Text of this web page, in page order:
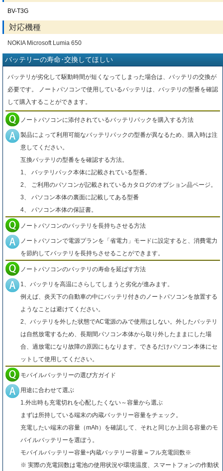
BV-T3G
対応機種
NOKIA Microsoft Lumia 650
バッテリーの寿命･交換してほしい
バッテリが劣化して駆動時間が短くなってしまった場合は、バッテリの交換が
必要です。 ノートパソコンで使用しているバッテリは、バッテリの型番を確認
して購入することができます。
ノートパソコンに添付されているバッテリパックを購入する方法
製品によって利用可能なバッテリパックの型番が異なるため、購入時は注
意してください。
互換バッテリの型番をを確認する方法。
1、 バッテリパック本体に記載されている型番。
2、 ご利用のパソコンが記載されているカタログのオプション品ページ。
3、 パソコン本体の裏面に記載してある型番
4、 パソコン本体の保証書。
ノートパソコンのバッテリを長持ちさせる方法
ノートパソコンで電源プランを「省電力」モードに設定すると、消費電力
を節約してバッテリを長持ちさせることができます。
ノートパソコンのバッテリの寿命を延ばす方法
1、バッテリを高温にさらしてしまうと劣化が進みます。
例えば、炎天下の自動車の中にバッテリ付きのノートパソコンを放置する
ようなことは避けてください。
2、バッテリを外した状態でAC電源のみで使用はしない。外したバッテリ
は自然放電するため、長期間パソコン本体から取り外したままにした場
合、過放電になり故障の原因にもなります。できるだけパソコン本体にセ
ットして使用してください。
モバイルバッテリーの選び方ガイド
用途に合わせて選ぶ
1.外出時も充電切れを心配したくない～容量から選ぶ
まずは所持している端末の内蔵バッテリー容量をチェック。
充電したい端末の容量（mAh）を確認して、それと同じか上回る容量のモ
バイルバッテリーを選ぼう。
モバイルバッテリー容量÷内蔵バッテリー容量＝フル充電回数※
※ 実際の充電回数は電池の使用状況や環境温度、スマートフォンの作動状